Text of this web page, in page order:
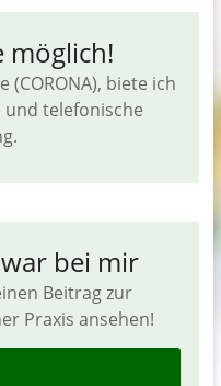
möglich!
biete ich
telefonische
bei mir
Beitrag zur
Praxis ansehen!